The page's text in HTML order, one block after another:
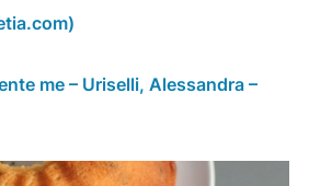
me – Uriselli, Alessandra –